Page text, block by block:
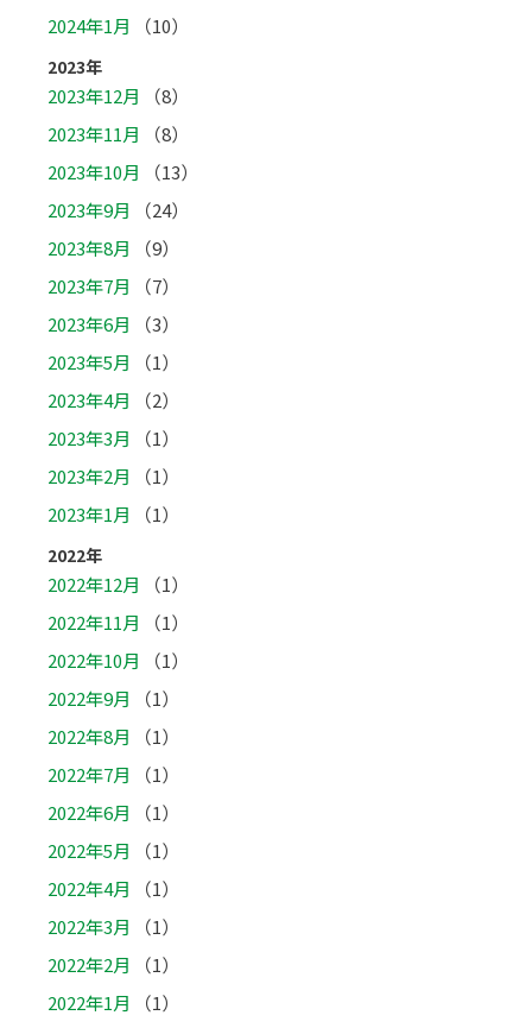
2024年1月
（10）
2023年
2023年12月
（8）
2023年11月
（8）
2023年10月
（13）
2023年9月
（24）
2023年8月
（9）
2023年7月
（7）
2023年6月
（3）
2023年5月
（1）
2023年4月
（2）
2023年3月
（1）
2023年2月
（1）
2023年1月
（1）
2022年
2022年12月
（1）
2022年11月
（1）
2022年10月
（1）
2022年9月
（1）
2022年8月
（1）
2022年7月
（1）
2022年6月
（1）
2022年5月
（1）
2022年4月
（1）
2022年3月
（1）
2022年2月
（1）
2022年1月
（1）